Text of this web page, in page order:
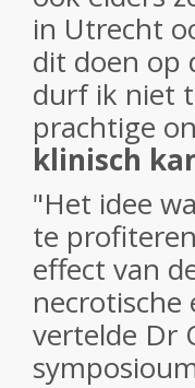
in Utrecht
dit doen op
durf ik niet
prachtige
klinisch
"Het idee
te
effect van
necrotische
vertelde Dr